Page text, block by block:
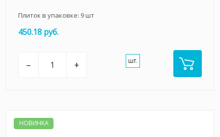
Плиток в упаковке: 9шт
450.18 руб.
– + шт.
НОВИНКА